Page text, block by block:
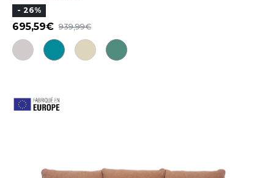
- 26%
695,59 939,99